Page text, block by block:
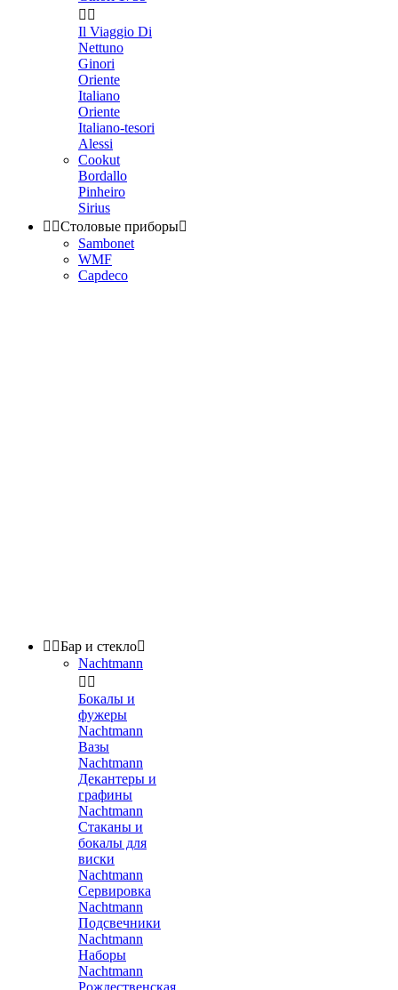
 
Il Viaggio Di
Nettuno
Ginori
Oriente
Italiano
Oriente
Italiano-tesori
Alessi
Cookut
Bordallo
Pinheiro
Sirius
 Столовые приборы
Sambonet
WMF
Capdeco
 Бар и стекло
Nachtmann
 
Бокалы и
фужеры
Nachtmann
Вазы
Nachtmann
Декантеры и
графины
Nachtmann
Стаканы и
бокалы для
виски
Nachtmann
Сервировка
Nachtmann
Подсвечники
Nachtmann
Наборы
Nachtmann
Рождественская